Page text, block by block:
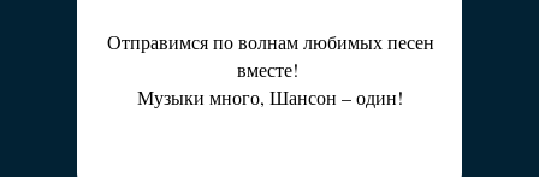
Отправимся по волнам любимых песен
вместе!
Музыки много, Шансон – один!